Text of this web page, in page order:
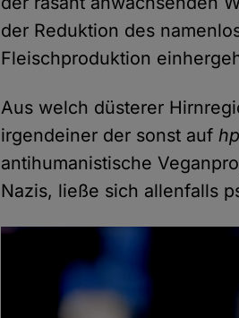
der Reduktion des
Fleischproduktion
Aus welch düsterer
irgendeiner der sonst auf
antihumanistische
Nazis, ließe sich allenfalls